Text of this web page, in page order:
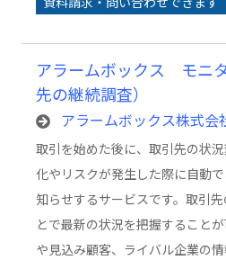
アラームボックス モニ
先の継続調査）
アラームボックス株式会
取引を始めた後に、取引先の状況
化やリスクが発生した際に自動
知らせするサービスです。取引
とで最新の状況を把握すること
や見込み顧客、ライバル企業の